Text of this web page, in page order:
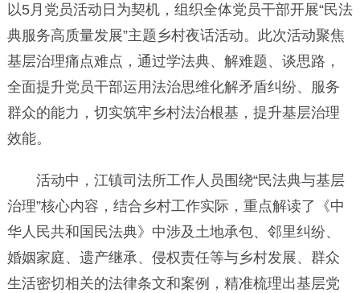
以5月党员活动日为契机，组织全体党员干部开展“民法
典服务高质量发展”主题乡村夜话活动。此次活动聚焦
基层治理痛点难点，通过学法典、解难题、谈思路，
全面提升党员干部运用法治思维化解矛盾纠纷、服务
群众的能力，切实筑牢乡村法治根基，提升基层治理
效能。
活动中，江镇司法所工作人员围绕“民法典与基层
治理”核心内容，结合乡村工作实际，重点解读了《中
华人民共和国民法典》中涉及土地承包、邻里纠纷、
婚姻家庭、遗产继承、侵权责任等与乡村发展、群众
生活密切相关的法律条文和案例，精准梳理出基层党